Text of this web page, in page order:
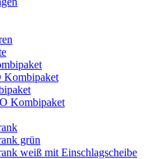
Kombipaket
grün
weiß mit Einschlagscheibe